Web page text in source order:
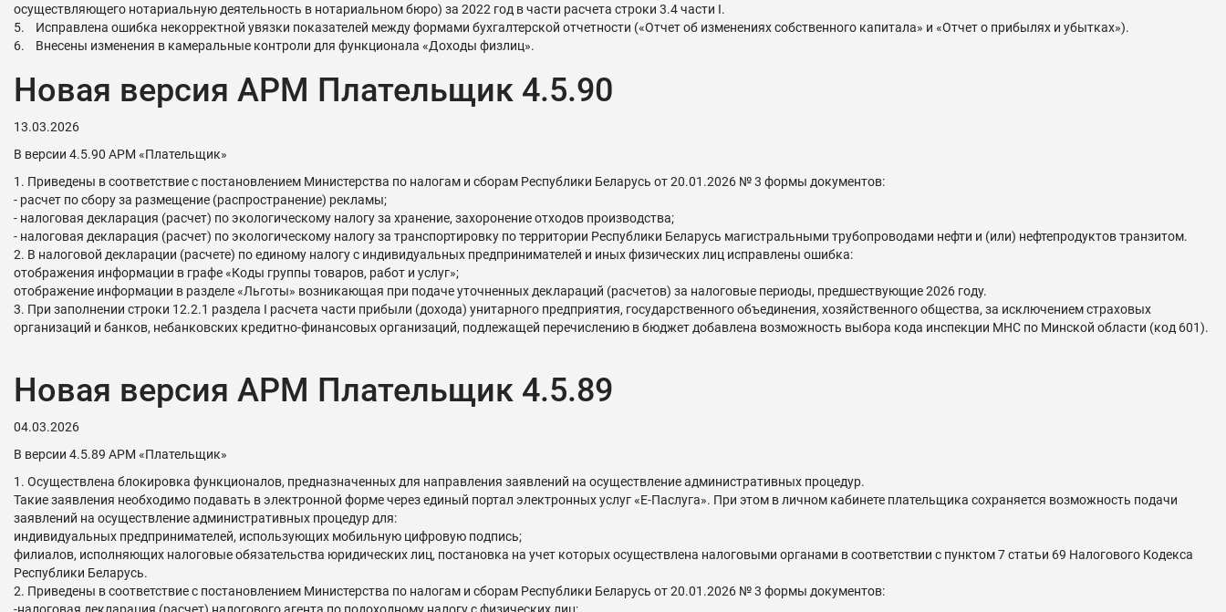
осуществляющего нотариальную деятельность в нотариальном бюро) за 2022 год в части расчета строки 3.4 части I.
5. Исправлена ошибка некорректной увязки показателей между формами бухгалтерской отчетности («Отчет об изменениях собственного капитала» и «Отчет о прибылях и убытках»).
6. Внесены изменения в камеральные контроли для функционала «Доходы физлиц».
Новая версия АРМ Плательщик 4.5.90
13.03.2026
В версии 4.5.90 АРМ «Плательщик»
1. Приведены в соответствие с постановлением Министерства по налогам и сборам Республики Беларусь от 20.01.2026 № 3 формы документов:
- расчет по сбору за размещение (распространение) рекламы;
- налоговая декларация (расчет) по экологическому налогу за хранение, захоронение отходов производства;
- налоговая декларация (расчет) по экологическому налогу за транспортировку по территории Республики Беларусь магистральными трубопроводами нефти и (или) нефтепродуктов транзитом.
2. В налоговой декларации (расчете) по единому налогу с индивидуальных предпринимателей и иных физических лиц исправлены ошибка:
отображения информации в графе «Коды группы товаров, работ и услуг»;
отображение информации в разделе «Льготы» возникающая при подаче уточненных деклараций (расчетов) за налоговые периоды, предшествующие 2026 году.
3. При заполнении строки 12.2.1 раздела I расчета части прибыли (дохода) унитарного предприятия, государственного объединения, хозяйственного общества, за исключением страховых
организаций и банков, небанковских кредитно-финансовых организаций, подлежащей перечислению в бюджет добавлена возможность выбора кода инспекции МНС по Минской области (код 601).
Новая версия АРМ Плательщик 4.5.89
04.03.2026
В версии 4.5.89 АРМ «Плательщик»
1. Осуществлена блокировка функционалов, предназначенных для направления заявлений на осуществление административных процедур.
Такие заявления необходимо подавать в электронной форме через единый портал электронных услуг «Е-Паслуга». При этом в личном кабинете плательщика сохраняется возможность подачи
заявлений на осуществление административных процедур для:
индивидуальных предпринимателей, использующих мобильную цифровую подпись;
филиалов, исполняющих налоговые обязательства юридических лиц, постановка на учет которых осуществлена налоговыми органами в соответствии с пунктом 7 статьи 69 Налогового Кодекса
Республики Беларусь.
2. Приведены в соответствие с постановлением Министерства по налогам и сборам Республики Беларусь от 20.01.2026 № 3 формы документов: